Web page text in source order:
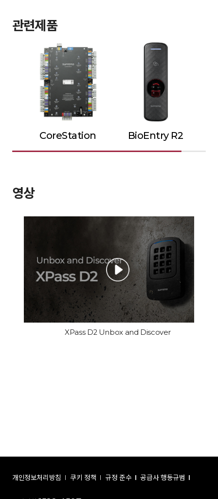
관련제품
CoreStation BioEntry R2
영상
XPass D2 Unbox and Discover
개인정보처리방침 쿠키 정책 규정 준수 공급사 행동규범